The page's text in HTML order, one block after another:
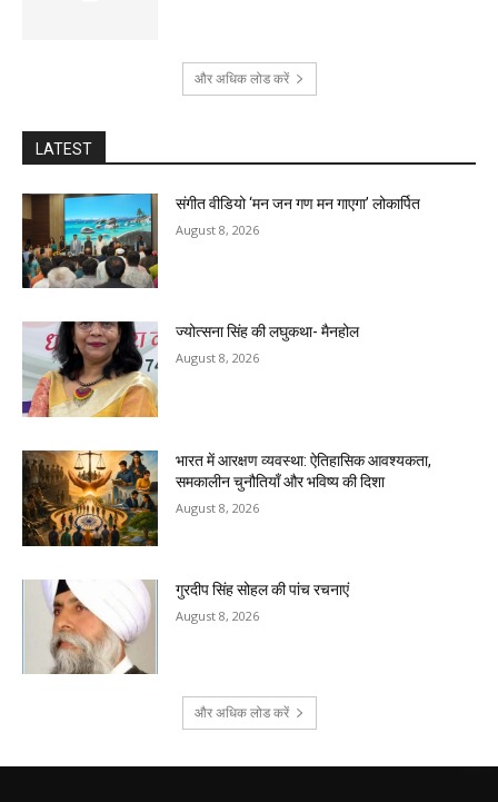
और अधिक लोड करें
LATEST
संगीत वीडियो ‘मन जन गण मन गाएगा’ लोकार्पित
August 8, 2026
ज्योत्सना सिंह की लघुकथा- मैनहोल
August 8, 2026
भारत में आरक्षण व्यवस्था: ऐतिहासिक आवश्यकता,
समकालीन चुनौतियाँ और भविष्य की दिशा
August 8, 2026
गुरदीप सिंह सोहल की पांच रचनाएं
August 8, 2026
और अधिक लोड करें